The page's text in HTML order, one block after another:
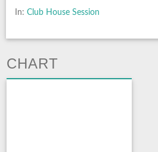
In: Club House Session
CHART